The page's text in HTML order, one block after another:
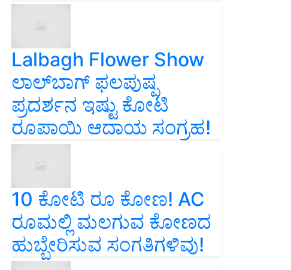
Lalbagh Flower Show
ಲಾಲ್‌ಬಾಗ್ ಫಲಪುಷ್ಪ
ಪ್ರದರ್ಶನ ಇಷ್ಟು ಕೋಟಿ
ರೂಪಾಯಿ ಆದಾಯ ಸಂಗ್ರಹ!
10 ಕೋಟಿ ರೂ ಕೋಣ! AC
ರೂಮಲ್ಲಿ ಮಲಗುವ ಕೋಣದ
ಹುಬ್ಬೇರಿಸುವ ಸಂಗತಿಗಳಿವು!